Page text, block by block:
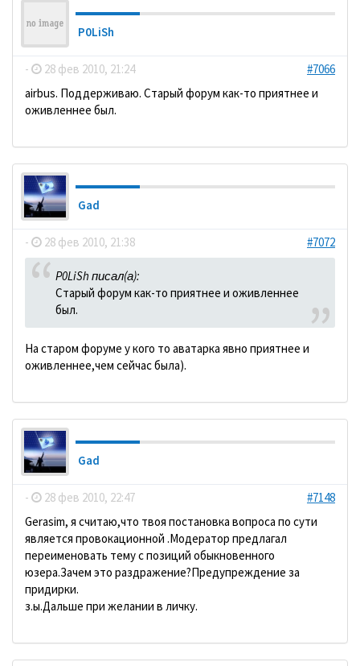
P0LiSh
- 28 фев 2010, 21:24
#7066
аirbus. Поддерживаю. Старый форум как-то приятнее и
оживленнее был.
Gad
- 28 фев 2010, 21:38 #7072
P0LiSh писал(а):
Старый форум как-то приятнее и оживленнее
был.
На старом форуме у кого то аватарка явно приятнее и
оживленнее,чем сейчас была).
Gad
- 28 фев 2010, 22:47
#7148
Gerasim, я считаю,что твоя постановка вопроса по сути
является провокационной .Модератор предлагал
переименовать тему с позиций обыкновенного
юзера.Зачем это раздражение?Предупреждение за
придирки.
з.ы.Дальше при желании в личку.